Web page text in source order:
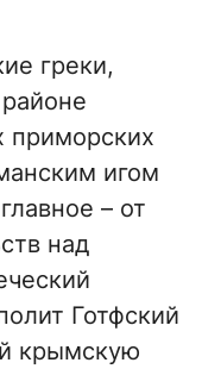
греки,
приморских
игом
– от
над
Готфский
крымскую